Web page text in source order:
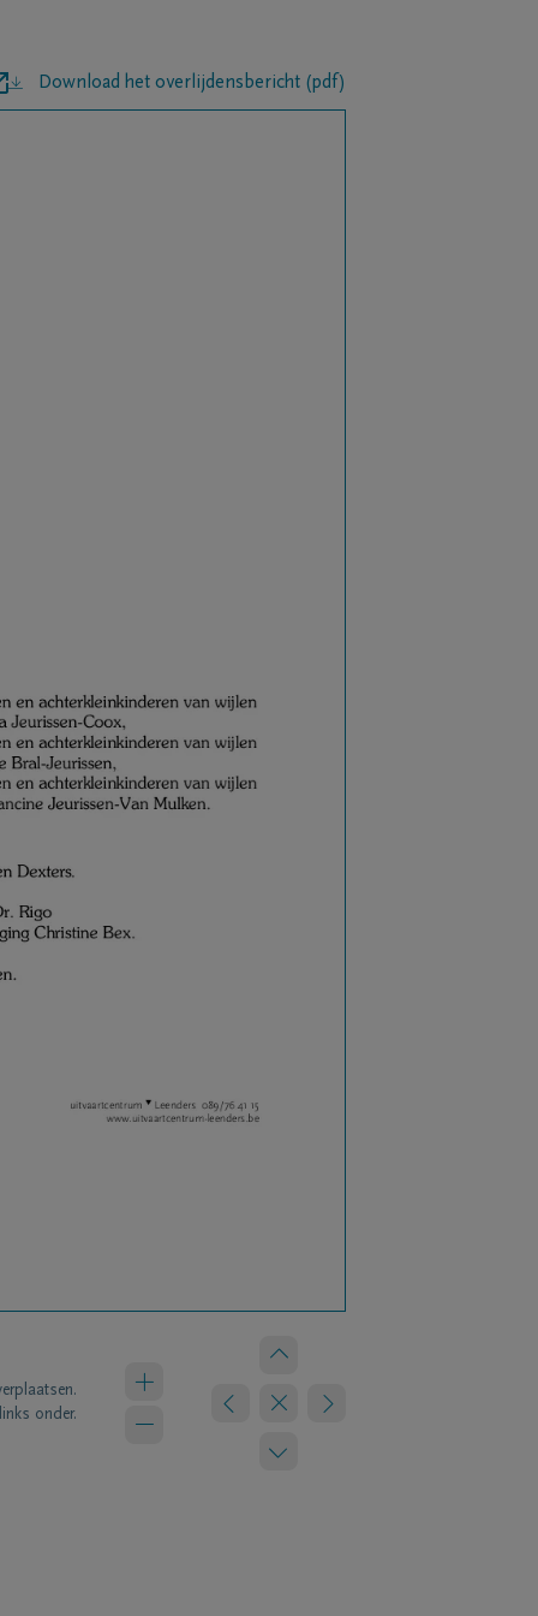
Download het overlijdensbericht (pdf)
onder.